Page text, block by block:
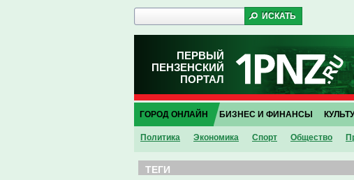
ПЕРВЫЙ
ПЕНЗЕНСКИЙ
ПОРТАЛ
ГОРОД ОНЛАЙН
Политика Экономика Спорт Общество
БИЗНЕС И ФИНАНСЫ
ТЕГИ